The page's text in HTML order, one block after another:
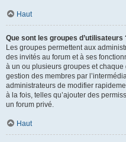
Haut
Que sont les groupes d’utilisateurs
Les groupes permettent aux
des invités au forum et à ses
à un ou plusieurs groupes et
gestion des membres par
administrateurs de modifier
à la fois, telles qu’ajouter des
un forum privé.
Haut